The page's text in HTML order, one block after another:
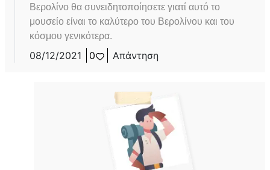
Βερολίνο θα συνειδητοποίησετε γιατί αυτό το
μουσείο είναι το καλύτερο του Βερολίνου και του
κόσμου γενικότερα.
08/12/2021 0 Απάντηση